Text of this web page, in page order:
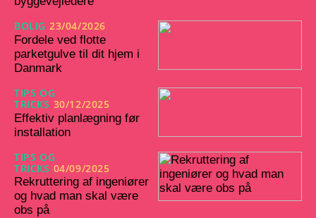
BOLIG 23/04/2026
Fordele ved flotte
parketgulve til dit hjem i
Danmark
TIPS OG
TRICKS 30/12/2025
Effektiv planlægning før
installation
TIPS OG
TRICKS 04/09/2025
Rekruttering af ingeniører
og hvad man skal være
obs på